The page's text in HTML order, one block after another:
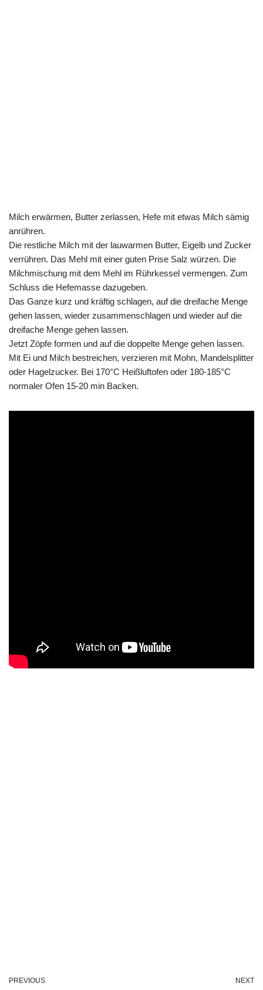
Milch erwärmen, Butter zerlassen, Hefe mit etwas Milch sämig
anrühren.
Die restliche Milch mit der lauwarmen Butter, Eigelb und Zucker
verrühren. Das Mehl mit einer guten Prise Salz würzen. Die
Milchmischung mit dem Mehl im Rührkessel vermengen. Zum
Schluss die Hefemasse dazugeben.
Das Ganze kurz und kräftig schlagen, auf die dreifache Menge
gehen lassen, wieder zusammenschlagen und wieder auf die
dreifache Menge gehen lassen.
Jetzt Zöpfe formen und auf die doppelte Menge gehen lassen.
Mit Ei und Milch bestreichen, verzieren mit Mohn, Mandelsplitter
oder Hagelzucker. Bei 170°C Heißluftofen oder 180-185°C
normaler Ofen 15-20 min Backen.
PREVIOUS NEXT